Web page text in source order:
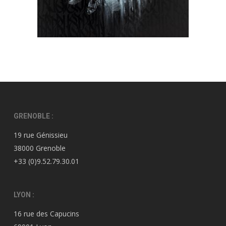
GRENOBLE :
19 rue Génissieu
38000 Grenoble
+33 (0)9.52.79.30.01
LYON :
16 rue des Capucins